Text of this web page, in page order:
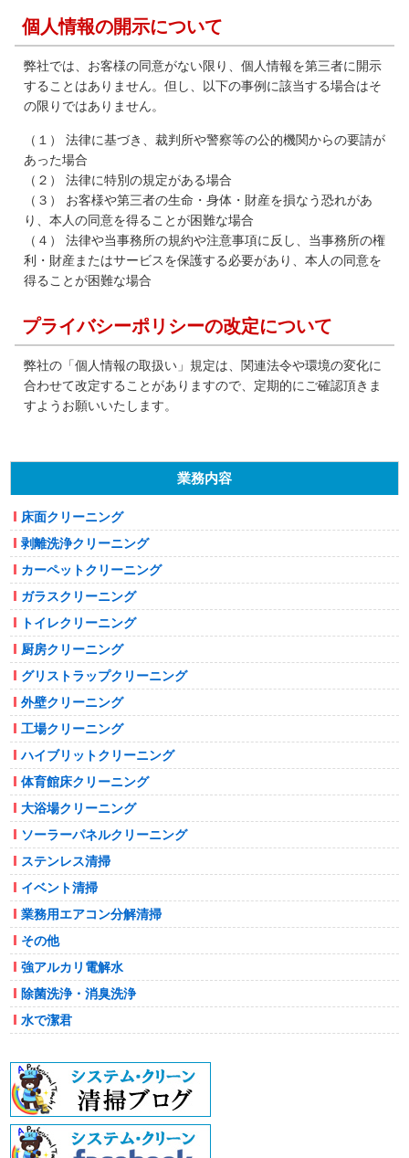
個人情報の開示について
弊社では、お客様の同意がない限り、個人情報を第三者に開示
することはありません。但し、以下の事例に該当する場合はそ
の限りではありません。
（１） 法律に基づき、裁判所や警察等の公的機関からの要請が
あった場合
（２） 法律に特別の規定がある場合
（３） お客様や第三者の生命・身体・財産を損なう恐れがあ
り、本人の同意を得ることが困難な場合
（４） 法律や当事務所の規約や注意事項に反し、当事務所の権
利・財産またはサービスを保護する必要があり、本人の同意を
得ることが困難な場合
プライバシーポリシーの改定について
弊社の「個人情報の取扱い」規定は、関連法令や環境の変化に
合わせて改定することがありますので、定期的にご確認頂きま
すようお願いいたします。
業務内容
床面クリーニング
剥離洗浄クリーニング
カーペットクリーニング
ガラスクリーニング
トイレクリーニング
厨房クリーニング
グリストラップクリーニング
外壁クリーニング
工場クリーニング
ハイブリットクリーニング
体育館床クリーニング
大浴場クリーニング
ソーラーパネルクリーニング
ステンレス清掃
イベント清掃
業務用エアコン分解清掃
その他
強アルカリ電解水
除菌洗浄・消臭洗浄
水で潔君